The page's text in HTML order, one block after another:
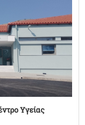
Υγείας